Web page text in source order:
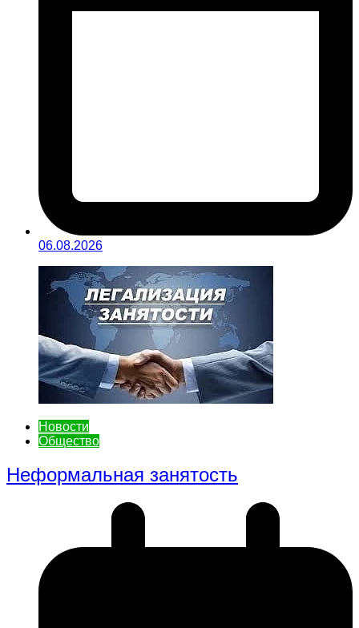
06.08.2026
Новости
Общество
Неформальная занятость